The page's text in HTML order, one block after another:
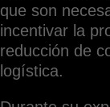
que son
incentivar la
reducción de
logística.